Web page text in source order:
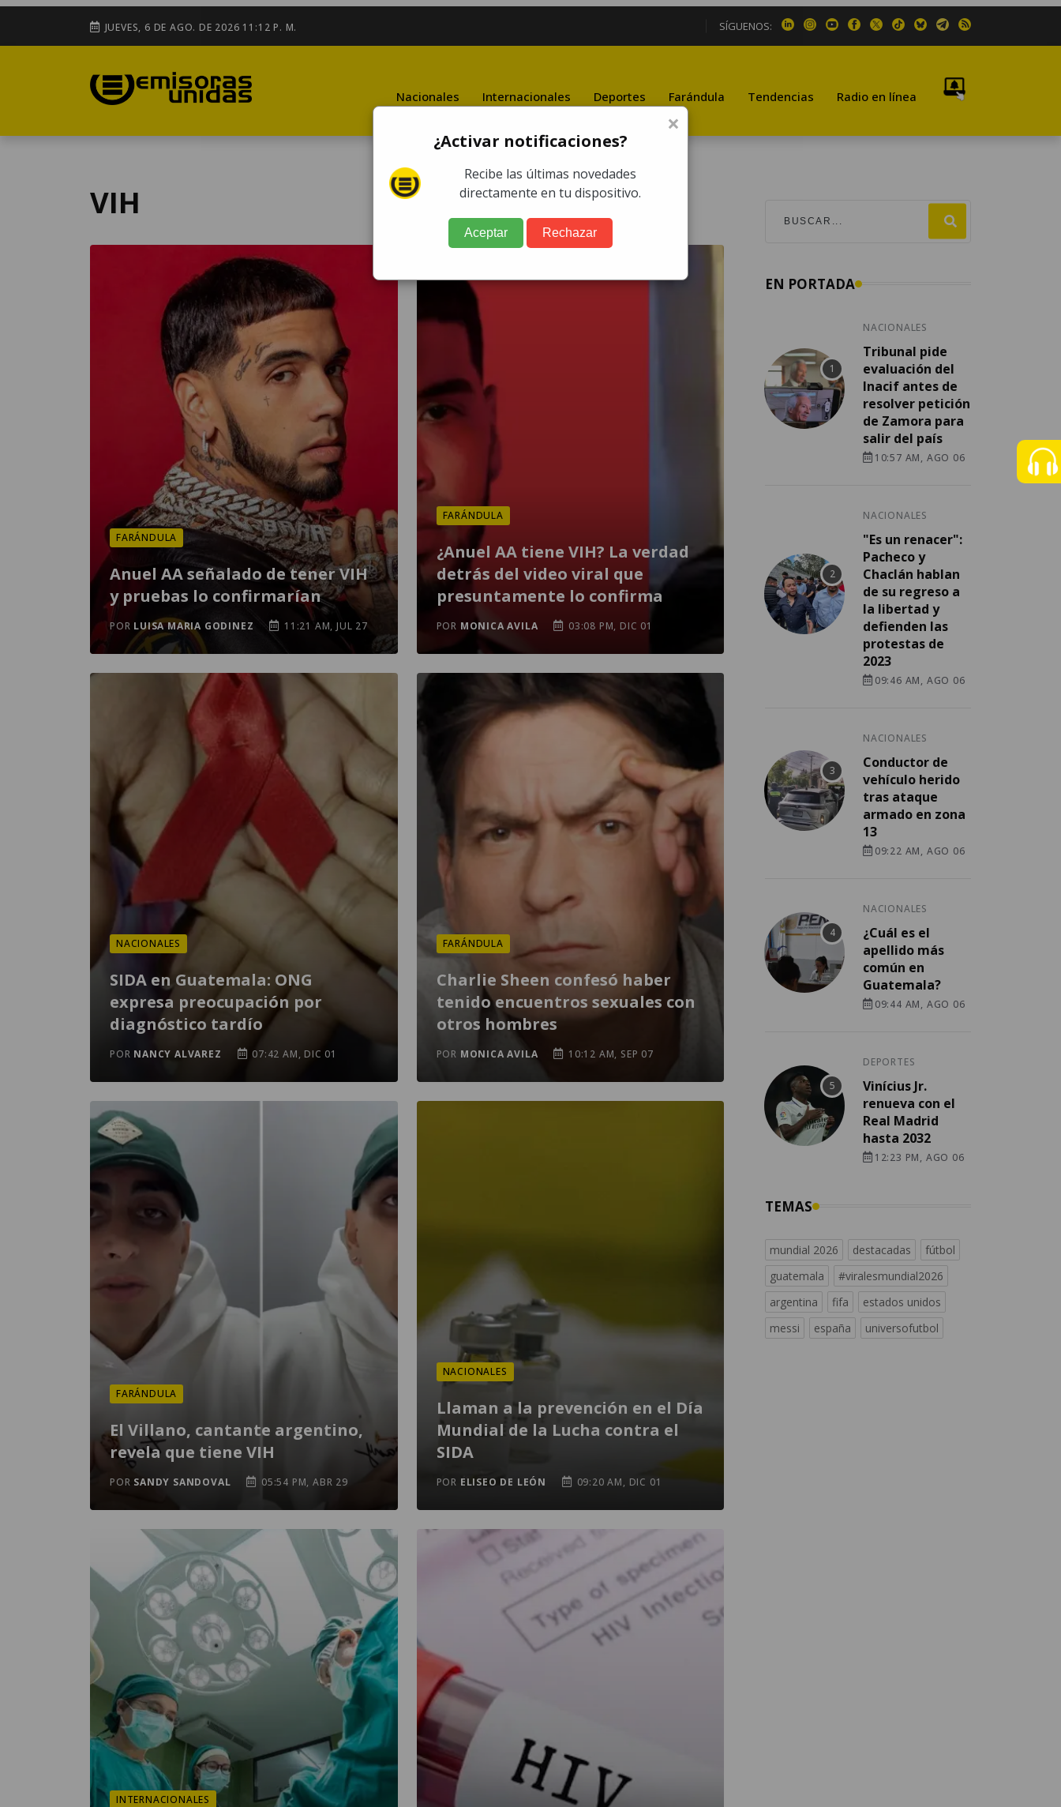
JUEVES, 6 DE AGO. DE 2026 11:12 P. M. SÍGUENOS:
Nacionales Internacionales Deportes Farándula Tendencias Radio en línea
VIH
FARÁNDULA
Anuel AA señalado de tener VIH
y pruebas lo confirmarían
POR LUISA MARIA GODINEZ 11:21 AM, JUL 27
FARÁNDULA
¿Anuel AA tiene VIH? La verdad
detrás del video viral que
presuntamente lo confirma
POR MONICA AVILA 03:08 PM, DIC 01
NACIONALES
SIDA en Guatemala: ONG
expresa preocupación por
diagnóstico tardío
POR NANCY ALVAREZ 07:42 AM, DIC 01
FARÁNDULA
Charlie Sheen confesó haber
tenido encuentros sexuales con
otros hombres
POR MONICA AVILA 10:12 AM, SEP 07
FARÁNDULA
El Villano, cantante argentino,
revela que tiene VIH
POR SANDY SANDOVAL 05:54 PM, ABR 29
NACIONALES
Llaman a la prevención en el Día
Mundial de la Lucha contra el
SIDA
POR ELISEO DE LEÓN 09:20 AM, DIC 01
INTERNACIONALES
EN PORTADA
NACIONALES
Tribunal pide
evaluación del
Inacif antes de
resolver petición
de Zamora para
salir del país
10:57 AM, AGO 06
NACIONALES
"Es un renacer":
Pacheco y
Chaclán hablan
de su regreso a
la libertad y
defienden las
protestas de
2023
09:46 AM, AGO 06
NACIONALES
Conductor de
vehículo herido
tras ataque
armado en zona
13
09:22 AM, AGO 06
NACIONALES
¿Cuál es el
apellido más
común en
Guatemala?
09:44 AM, AGO 06
DEPORTES
Vinícius Jr.
renueva con el
Real Madrid
hasta 2032
12:23 PM, AGO 06
TEMAS
mundial 2026 destacadas
fútbol
guatemala
#viralesmundial2026
argentina
fifa
estados unidos
messi
españa universofutbol
×
¿Activar notificaciones?
Recibe las últimas novedades
directamente en tu dispositivo.
Aceptar Rechazar